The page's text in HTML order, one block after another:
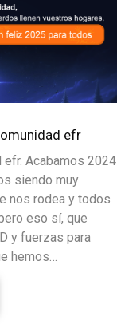
efr
Acabamos 2024
siendo muy
nos rodea y todos
eso sí, que
y fuerzas para
hemos…